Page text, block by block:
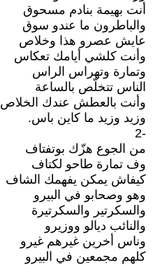
أنت بهيمة بنادم مسحوق
والباطرون ما عندو سوق
عايش عصرو هذا وخلاص
وأنت كلشي أيامك تعكاس
وتمارة وتهراس الراس
الناس تتخلّص بالساعة
وأنت بالعطش عندك الخلاص
وزيد وزيد ما كاين باس.
-2
من الجوع هزّك بوتفتاف
وف تمارة طاحو لكتاف
كيفاش يمكن يفهمك الشاف
وهو وصحابو في البيرو
والسكرتير والسكرتيرة
والنائب ديالو ووزيرو
وناس أخرين غيرهم غيرو
كلهم مجمعين في البيرو